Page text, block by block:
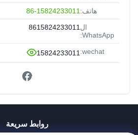
هاتف: 86-15824233011
ال
WhatsApp:
8615824233011
wechat:
15824233011
روابط سريعة